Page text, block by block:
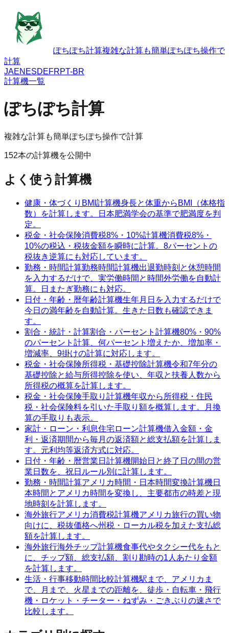
ぽちぽち計算複雑な計算も簡単ぽちぽち操作で
計算
JAEN ESDEFRPT-BR
計算機一覧
ぽちぽち計算
複雑な計算も簡単ぽちぽち操作で計算
152本の計算機を公開中
よく使う計算機
健康・体づくり BMI計算機身長と体重からBMI（体格指
数）を計算します。日本肥満学会の基準で肥満度を判
定。
税金・社会保険消費税8%・10%計算機消費税8%・
10%の税込・税抜金額を瞬時に計算。8パーセントの
税抜き逆算にも対応しています。
勤務・時間計算勤務時間計算機出退勤時刻と休憩時間
を入力するだけで、実労働時間と時間外労働を自動計
算。日またぎ勤務にも対応。
日付・年齢・暦年齢計算機生年月日を入力するだけで
今日の満年齢を自動計算。生きた日数も確認できま
す。
割合・統計・計算割合・パーセント計算機80%・90%
のパーセント計算、何パーセント増えたか、増加率・
増減率、9掛けの計算に対応します。
税金・社会保険所得税・基礎控除計算機令和7年分の
基礎控除と給与所得控除を使い、年収と扶養人数から
所得税の概算を計算します。
税金・社会保険手取り計算機年収から所得税・住民
税・社会保険料を引いた手取り額を概算します。月換
算の手取りも表示。
家計・ローン・利息住宅ローン計算機借入金額・金
利・返済期間から毎月の返済額と総支払額を計算しま
す。元利均等返済方式に対応。
日付・年齢・暦営業日計算機開始日と終了日の間の営
業日数を、祝日ルール別に計算します。
勤務・時間計算アメリカ時間・日本時間変換計算機日
本時間とアメリカ時間を変換し、主要都市の時差と現
地時刻を計算します。
海外旅行アメリカ消費税計算機アメリカ旅行の買い物
向けに、税抜価格へ州税・ローカル税を加えた支払総
額を計算します。
海外旅行海外チップ計算機食事代やタクシー代をもと
に、チップ額、総支払額、割り勘時の1人あたり金額
を計算します。
生活・行事移動時間比較計算機駅まで、アメリカま
で、月まで、火星までの距離を、徒歩・自転車・飛行
機・ロケット・チーター・ねずみ・ごきぶりの速さで
比較します。